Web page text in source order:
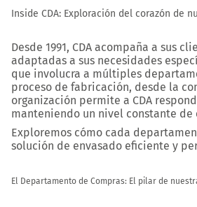
Inside CDA: Exploración del corazón de
Desde 1991, CDA acompaña a sus
adaptadas a sus necesidades
que involucra a múltiples
proceso de fabricación, desde la
organización permite a CDA
manteniendo un nivel constante
Exploremos cómo cada
solución de envasado eficiente y
El Departamento de Compras: El pilar de